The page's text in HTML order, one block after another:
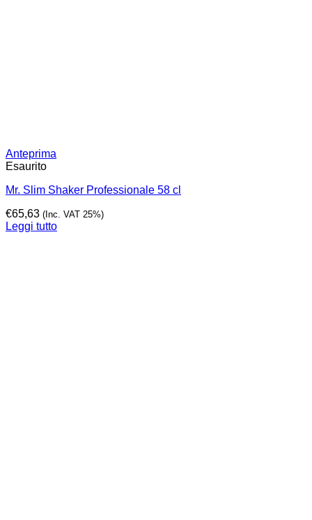
Anteprima
Esaurito
Mr. Slim Shaker Professionale 58 cl
€65,63 (Inc. VAT 25%)
Leggi tutto